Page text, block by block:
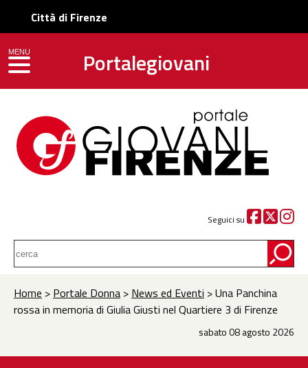
Città di Firenze
Portalegiovani
Seguici su
MENU
toggle navigation
Home > Portale Donna > News ed Eventi > Una Panchina
rossa in memoria di Giulia Giusti nel Quartiere 3 di Firenze
sabato 08 agosto 2026